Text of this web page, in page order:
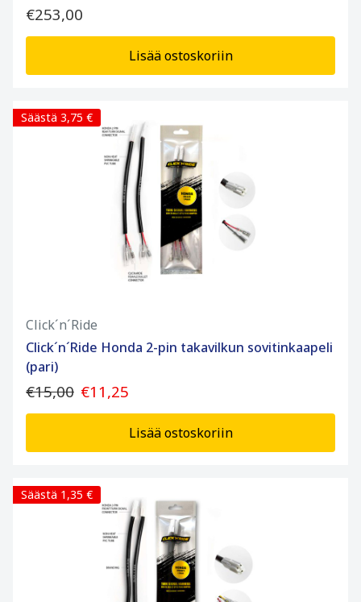
€253,00
Lisää ostoskoriin
Säästä 3,75 €
Click´n´Ride
Click´n´Ride Honda 2-pin takavilkun sovitinkaapeli
(pari)
€15,00 €11,25
Lisää ostoskoriin
Säästä 1,35 €